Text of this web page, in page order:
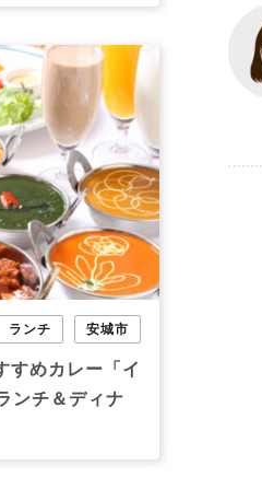
ランチ 安城市
すめカレー「イ
ンチ＆ディナ